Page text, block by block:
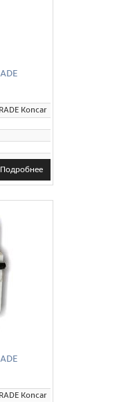
RADE Koncar
Подробнее
RADE Koncar